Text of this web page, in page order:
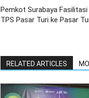
Pemkot Surabaya Fasilitasi
TPS Pasar Turi ke Pasar
RELATED ARTICLES